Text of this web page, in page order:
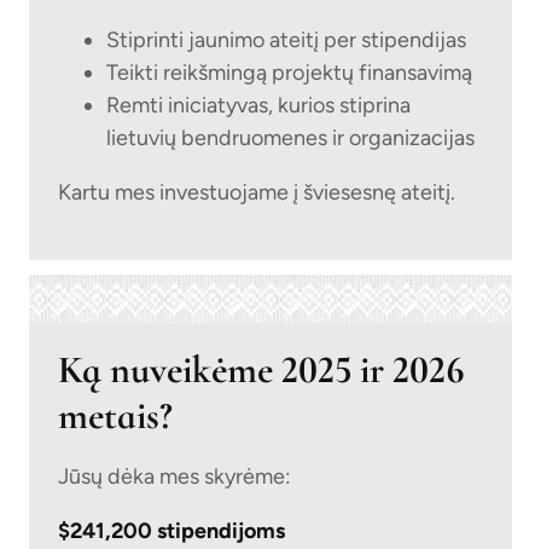
Stiprinti jaunimo ateitį per stipendijas
Teikti reikšmingą projektų finansavimą
Remti iniciatyvas, kurios stiprina
lietuvių bendruomenes ir organizacijas
Kartu mes investuojame į šviesesnę ateitį.
Ką nuveikėme 2025 ir 2026
metais?
Jūsų dėka mes skyrėme:
$241,200 stipendijoms